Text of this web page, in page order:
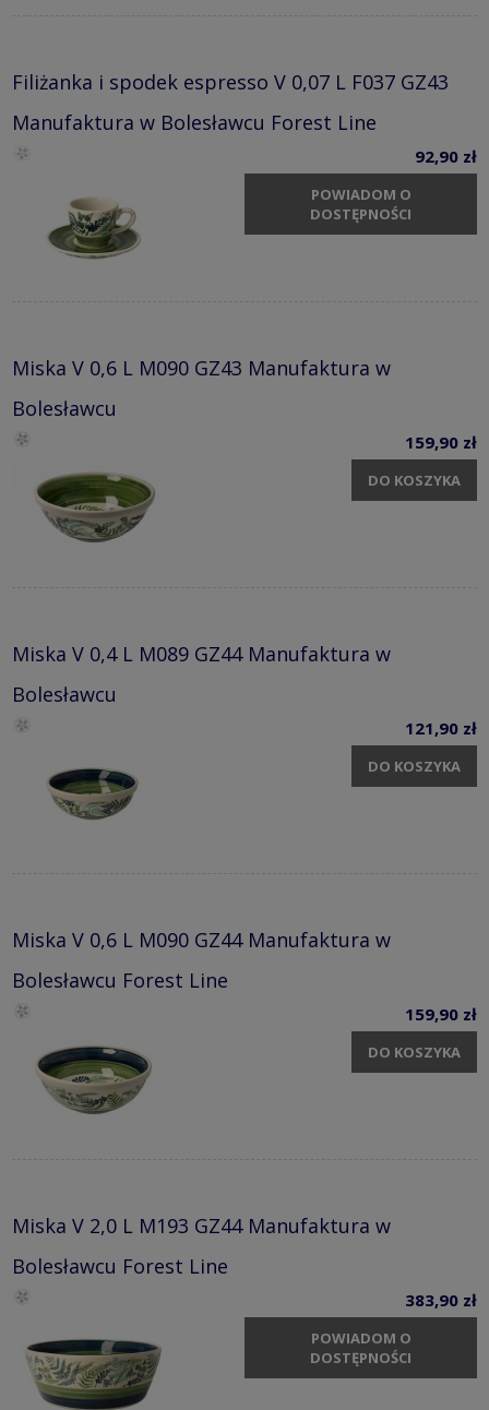
Filiżanka i spodek espresso V 0,07 L F037 GZ43
Manufaktura w Bolesławcu Forest Line
92,90 zł
POWIADOM O
DOSTĘPNOŚCI
Miska V 0,6 L M090 GZ43 Manufaktura w
Bolesławcu
159,90 zł
DO KOSZYKA
Miska V 0,4 L M089 GZ44 Manufaktura w
Bolesławcu
121,90 zł
DO KOSZYKA
Miska V 0,6 L M090 GZ44 Manufaktura w
Bolesławcu Forest Line
159,90 zł
DO KOSZYKA
Miska V 2,0 L M193 GZ44 Manufaktura w
Bolesławcu Forest Line
383,90 zł
POWIADOM O
DOSTĘPNOŚCI